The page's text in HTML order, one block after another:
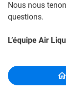
Nous nous
questions.
L’équipe Air